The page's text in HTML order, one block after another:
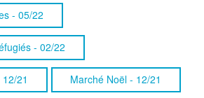
- 05/22
- 02/22
21 Marché Noël - 12/21